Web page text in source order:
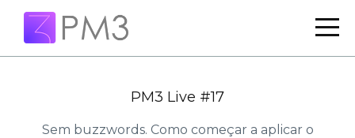
PM3 Live #17
Sem buzzwords. Como começar a aplicar o